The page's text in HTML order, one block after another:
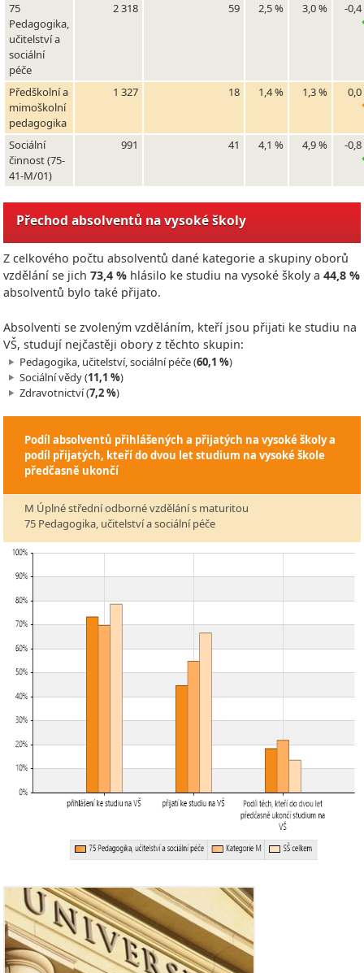
75
Pedagogika,
učitelství a
sociální
péče
2 318 59 2,5 % 3,0 % -0,4
Předškolní a
mimoškolní
pedagogika
1 327 18 1,4 % 1,3 % 0,0
Sociální
činnost (75-
41-M/01)
991 41 4,1 % 4,9 % -0,8
Přechod absolventů na vysoké školy
Z celkového počtu absolventů dané kategorie a skupiny oborů
vzdělání se jich 73,4 % hlásilo ke studiu na vysoké školy a 44,8 %
absolventů bylo také přijato.
Absolventi se zvoleným vzděláním, kteří jsou přijati ke studiu na
VŠ, studují nejčastěji obory z těchto skupin:
Pedagogika, učitelství, sociální péče (60,1 %)
Sociální vědy (11,1 %)
Zdravotnictví (7,2 %)
Podíl absolventů přihlášených a přijatých na vysoké školy a
podíl přijatých, kteří do dvou let studium na vysoké škole
předčasně ukončí
M Úplné střední odborné vzdělání s maturitou
75 Pedagogika, učitelství a sociální péče